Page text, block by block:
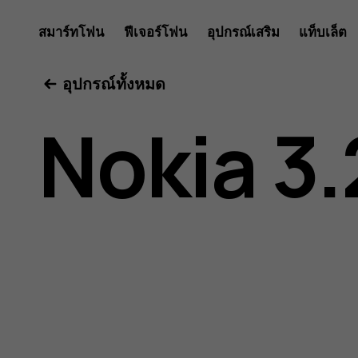
คู่มือ
ผู้
ใช้
สมาร์ทโฟน ฟีเจอร์โฟน อุปกรณ์เสริม แท็บเล็ต
อุปกรณ์ทั้งหมด
Nokia